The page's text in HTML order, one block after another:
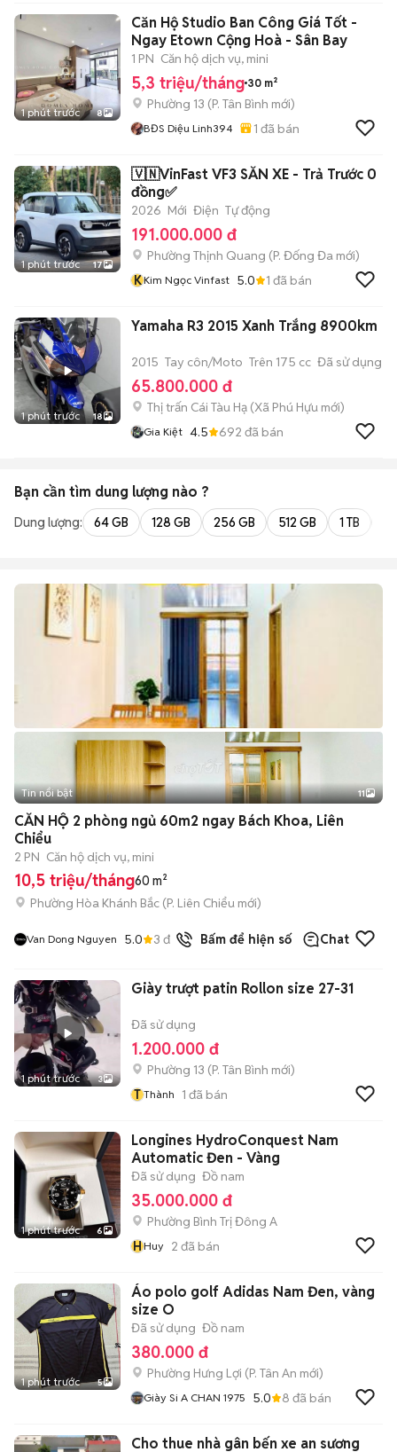
1 phút trước 8
Căn Hộ Studio Ban Công Giá Tốt -
Ngay Etown Cộng Hoà - Sân Bay
1 PN Căn hộ dịch vụ, mini
5,3 triệu/tháng 30 m²
Phường 13 (P. Tân Bình mới)
BĐS Diệu Linh394 1 đã bán
1 phút trước 17
🇻🇳VinFast VF3 SẴN XE - Trả Trước 0
đồng✅
2026 Mới Điện Tự động
191.000.000 đ
Phường Thịnh Quang (P. Đống Đa mới)
KKim Ngọc Vinfast 5.0 1 đã bán
1 phút trước 18
Yamaha R3 2015 Xanh Trắng 8900km
2015 Tay côn/Moto Trên 175 cc Đã sử dụng
65.800.000 đ
Thị trấn Cái Tàu Hạ (Xã Phú Hựu mới)
Gia Kiệt 4.5 692 đã bán
Bạn cần tìm dung lượng nào ?
Dung lượng: 64 GB 128 GB 256 GB 512 GB 1 TB
+2
Tin nổi bật 11
CĂN HỘ 2 phòng ngủ 60m2 ngay Bách Khoa, Liên
Chiểu
2 PN Căn hộ dịch vụ, mini
10,5 triệu/tháng60 m²
Phường Hòa Khánh Bắc (P. Liên Chiểu mới)
Van Dong Nguyen 5.0 3 đã bánBấm để hiện số Chat
1 phút trước 3
Giày trượt patin Rollon size 27-31
Đã sử dụng
1.200.000 đ
Phường 13 (P. Tân Bình mới)
T Thành 1 đã bán
1 phút trước 6
Longines HydroConquest Nam
Automatic Đen - Vàng
Đã sử dụng Đồ nam
35.000.000 đ
Phường Bình Trị Đông A
HHuy 2 đã bán
1 phút trước 5
Áo polo golf Adidas Nam Đen, vàng
size O
Đã sử dụng Đồ nam
380.000 đ
Phường Hưng Lợi (P. Tân An mới)
Giày Si A CHAN 1975 5.0 8 đã bán
Cho thue nhà gân bến xe an sương